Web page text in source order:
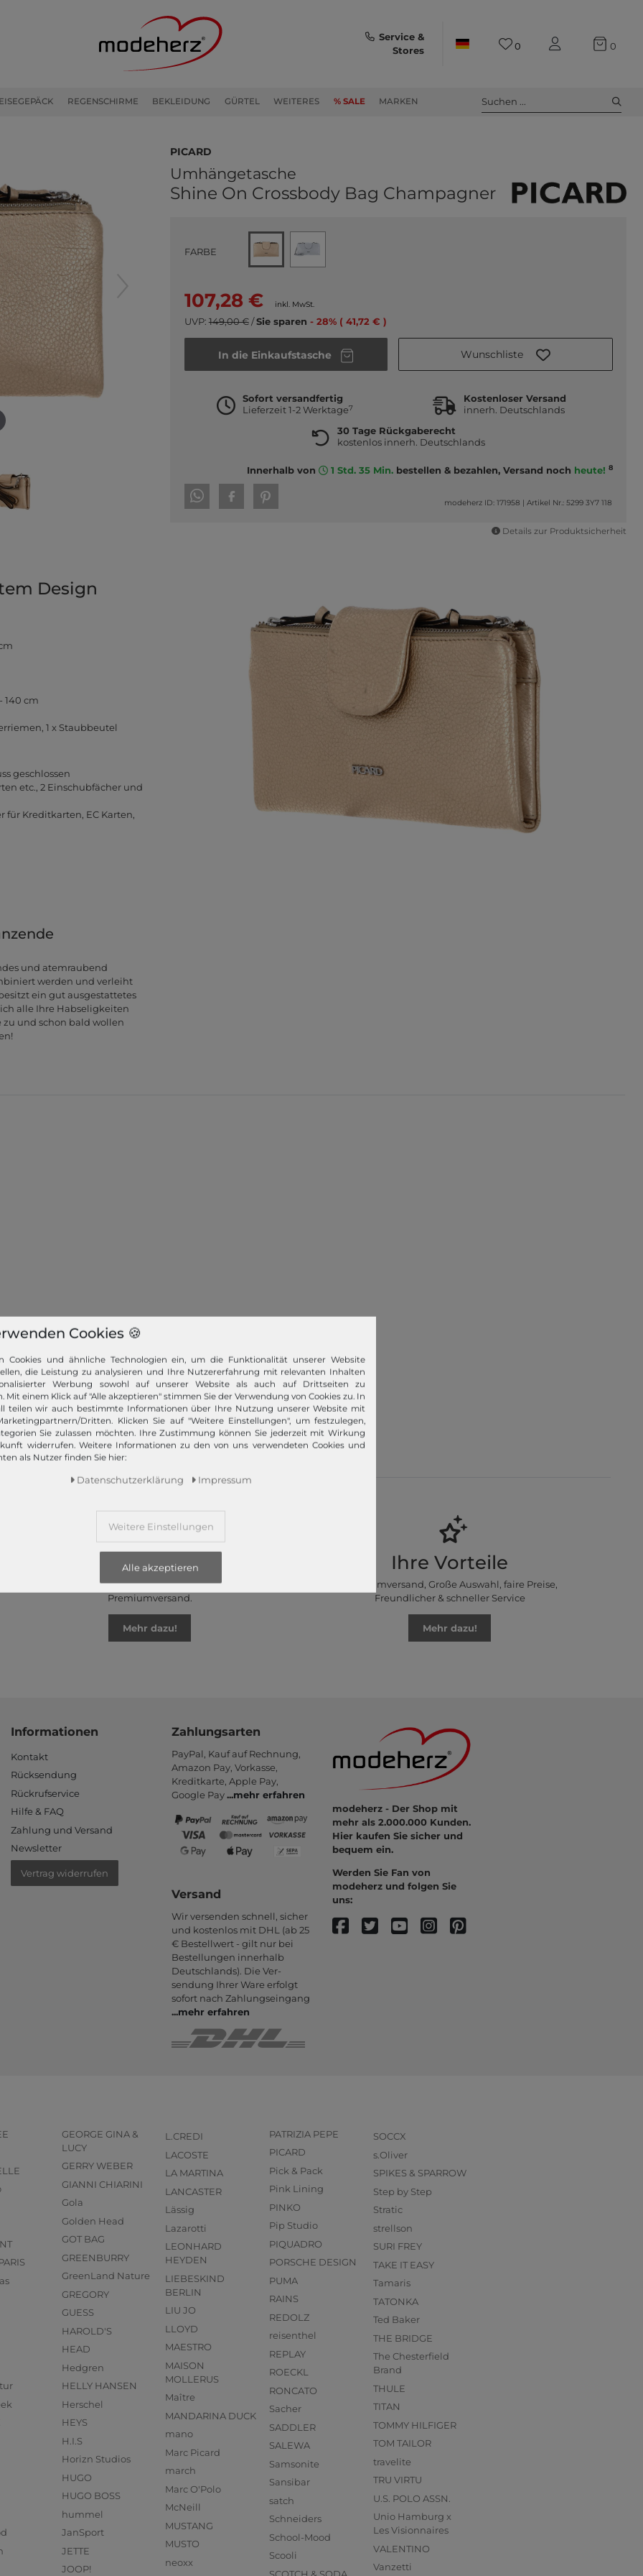
REGENSCHIRME BEKLEIDUNG GÜRTEL WEITERES % SALE MARKEN
Service &
Stores
0 0
Suchen ...
PICARD
Umhängetasche
Shine On Crossbody Bag Champagner
FARBE
107,28 € inkl. MwSt.
UVP: 149,00 €/Sie sparen - 28% ( 41,72 € )
In die Einkaufstasche Wunschliste
Sofort versandfertig
Lieferzeit 1-2 Werktage7
Kostenloser Versand
innerh. Deutschlands
30 Tage Rückgaberecht
kostenlos innerh. Deutschlands
Innerhalb von 1 Std. 35 Min.bestellen & bezahlen, Versand noch heute! 8
modeherz ID: 171958 |Artikel Nr.: 5299 3Y7 118
Details zur Produktsicherheit
Design
140 cm
1 x Staubbeutel
geschlossen
etc., 2 Einschubfächer und
für Kreditkarten, EC Karten,
und atemraubend
werden und verleiht
ein gut ausgestattetes
alle Ihre Habseligkeiten
zu und schon bald wollen
bietet Ihnen die angesagtesten Modetrends. Und das 365 Tage im Jahr
nur das Beste! Ausgewählte Marken, wie TOMMY HILFIGER, Calvin Klein,
Campomaggi oder LIEBESKIND BERLIN.
Schneller Versand!
Wir versenden Ihre Bestellung schnell per
Premiumversand.
Mehr dazu!
Ihre Vorteile
Premiumversand, Große Auswahl, faire Preise,
Freundlicher & schneller Service
Mehr dazu!
Informationen
Kontakt
Rücksendung
Rückrufservice
Hilfe & FAQ
Zahlung und Versand
Newsletter
Vertrag widerrufen
Zahlungsarten
PayPal, Kauf auf Rechnung,
Amazon Pay, Vor­kasse,
Kredit­karte, Apple Pay,
Google Pay...mehr erfahren
Versand
Wir versenden schnell, sicher
und kostenlos mit DHL (ab 25
€ Bestell­wert - gilt nur bei
Bestel­lungen inner­halb
Deutsch­lands). Die Ver­
sendung Ihrer Ware er­folgt
sofort nach Zahlungs­eingang
...mehr erfahren
modeherz - Der Shop mit
mehr als 2.000.000 Kunden.
Hier kaufen Sie sicher und
bequem ein.
Werden Sie Fan von
modeherz und folgen Sie
uns:
GEORGE GINA &
LUCY
GERRY WEBER
GIANNI CHIARINI
Gola
Golden Head
GOT BAG
GREENBURRY
GreenLand Nature
GREGORY
GUESS
HAROLD'S
HEAD
Hedgren
HELLY HANSEN
Herschel
HEYS
H.I.S
Horizn Studios
HUGO
HUGO BOSS
hummel
JanSport
JETTE
JOOP!
L.CREDI
LACOSTE
LA MARTINA
LANCASTER
Lässig
Lazarotti
LEONHARD
HEYDEN
LIEBESKIND
BERLIN
LIU JO
LLOYD
MAESTRO
MAISON
MOLLERUS
Maître
MANDARINA DUCK
mano
Marc Picard
march
Marc O'Polo
McNeill
MUSTANG
MUSTO
neoxx
PATRIZIA PEPE
PICARD
Pick & Pack
Pink Lining
PINKO
Pip Studio
PIQUADRO
PORSCHE DESIGN
PUMA
RAINS
REDOLZ
reisenthel
REPLAY
ROECKL
RONCATO
Sacher
SADDLER
SALEWA
Samsonite
Sansibar
satch
Schneiders
School-Mood
Scooli
SOCCX
s.Oliver
SPIKES & SPARROW
Step by Step
Stratic
strellson
SURI FREY
TAKE IT EASY
Tamaris
TATONKA
Ted Baker
THE BRIDGE
The Chesterfield
Brand
THULE
TITAN
TOMMY HILFIGER
TOM TAILOR
travelite
TRU VIRTU
U.S. POLO ASSN.
Unio Hamburg x
Les Visionnaires
VALENTINO
Vanzetti
Cookies 🍪
Cookies und ähnliche Technologien ein, um die Funktionalität unserer Website
die Leistung zu analysieren und Ihre Nutzererfahrung mit relevanten Inhalten
Werbung sowohl auf unserer Website als auch auf Drittseiten zu
Mit einem Klick auf "Alle akzeptieren" stimmen Sie der Verwendung von Cookies zu. In
teilen wir auch bestimmte Informationen über Ihre Nutzung unserer Website mit
Dritten. Klicken Sie auf "Weitere Einstellungen", um festzulegen,
Sie zulassen möchten. Ihre Zustimmung können Sie jederzeit mit Wirkung
widerrufen. Weitere Informationen zu den von uns verwendeten Cookies und
als Nutzer finden Sie hier:
Daten­schutz­erklärung Impressum
Weitere Einstellungen
Alle akzeptieren